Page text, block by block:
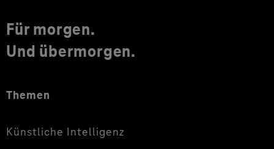
Für morgen.
Und übermorgen.
Themen
Künstliche Intelligenz